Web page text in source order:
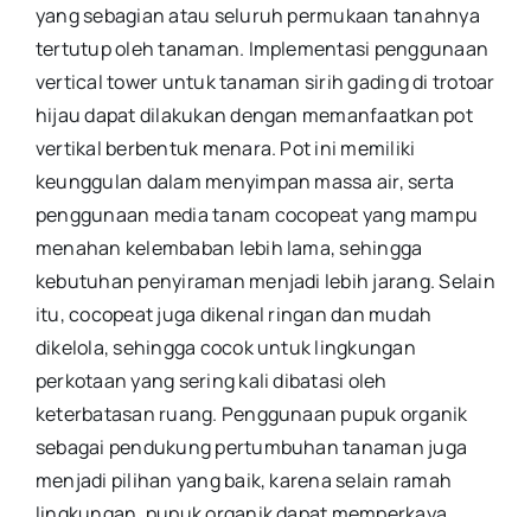
yang sebagian atau seluruh permukaan tanahnya
tertutup oleh tanaman. Implementasi penggunaan
vertical tower untuk tanaman sirih gading di trotoar
hijau dapat dilakukan dengan memanfaatkan pot
vertikal berbentuk menara. Pot ini memiliki
keunggulan dalam menyimpan massa air, serta
penggunaan media tanam cocopeat yang mampu
menahan kelembaban lebih lama, sehingga
kebutuhan penyiraman menjadi lebih jarang. Selain
itu, cocopeat juga dikenal ringan dan mudah
dikelola, sehingga cocok untuk lingkungan
perkotaan yang sering kali dibatasi oleh
keterbatasan ruang. Penggunaan pupuk organik
sebagai pendukung pertumbuhan tanaman juga
menjadi pilihan yang baik, karena selain ramah